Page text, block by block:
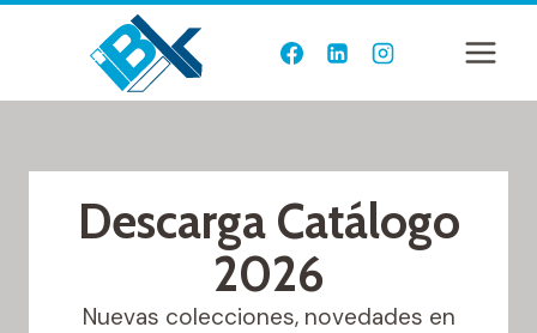
Saltar
contenido
Descarga Catálogo
2026
Nuevas colecciones, novedades en